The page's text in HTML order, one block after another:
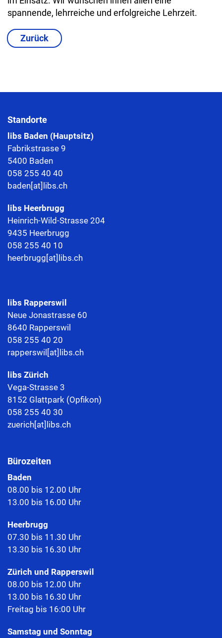
spannende, lehrreiche und erfolgreiche Lehrzeit.
Zurück
Standorte
libs Baden (Hauptsitz)
Fabrikstrasse 9
5400 Baden
058 255 40 40
baden[at]libs.ch
libs Heerbrugg
Heinrich-Wild-Strasse 204
9435 Heerbrugg
058 255 40 10
heerbrugg[at]libs.ch
libs Rapperswil
Neue Jonastrasse 60
8640 Rapperswil
058 255 40 20
rapperswil[at]libs.ch
libs Zürich
Vega-Strasse 3
8152 Glattpark (Opfikon)
058 255 40 30
zuerich[at]libs.ch
Bürozeiten
Baden
08.00 bis 12.00 Uhr
13.00 bis 16.00 Uhr
Heerbrugg
07.30 bis 11.30 Uhr
13.30 bis 16.30 Uhr
Zürich und Rapperswil
08.00 bis 12.00 Uhr
13.00 bis 16.30 Uhr
Freitag bis 16:00 Uhr
Samstag und Sonntag